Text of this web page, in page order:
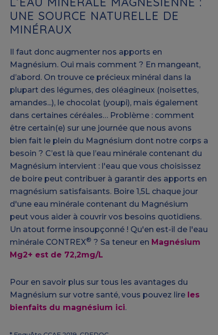
UNE SOURCE NATURELLE DE
MINÉRAUX
Il faut donc augmenter nos apports en
Magnésium. Oui mais comment ? En mangeant,
d’abord. On trouve ce précieux minéral dans la
plupart des légumes, des oléagineux (noisettes,
amandes...), le chocolat (youpi), mais également
dans certaines céréales… Problème : comment
être certain(e) sur une journée que nous avons
bien fait le plein du Magnésium dont notre corps a
besoin ? C’est là que l’eau minérale contenant du
Magnésium intervient : l'eau que vous choisissez
de boire peut contribuer à garantir des apports en
magnésium satisfaisants. Boire 1,5L chaque jour
d'une eau minérale contenant du Magnésium
peut vous aider à couvrir vos besoins quotidiens.
Un atout forme insoupçonné ! Qu'en est-il de l'eau
minérale CONTREX® ? Sa teneur en Magnésium
Mg2+ est de 72,2mg/L
Pour en savoir plus sur tous les avantages du
Magnésium sur votre santé, vous pouvez lire les
bienfaits du magnésium ici.